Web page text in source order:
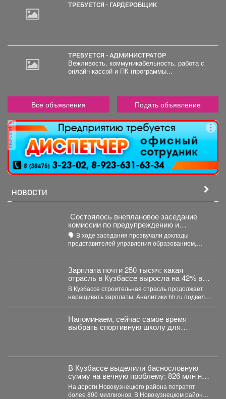
ТРЕБУЕТСЯ - ГАРДЕРОБЩИК
ТРЕБУЕТСЯ - АДМИНИСТРАТОР
Вежливость, коммуникабельность, работа с
онлайн кассой и ПК (программы...
Все объявления Подать объявление
реклама
НОВОСТИ
Состоялось внеплановое заседание
комиссии по предупреждению и
ликвидации чрезвычайных ситуаций и
пожарной безопасности
🗣️ В ходе заседания прозвучали доклады
представителей управления образованием,
Зарплата почти 250 тысяч: какая
отрасль в Кузбассе выросла на 42% в
доходе
В Кузбассе строительная отрасль продолжает
наращивать зарплаты. Аналитики hh.ru подвели
Напоминаем, сейчас самое время
выбрать спортивную школу для
В Кузбассе выделили баснословную
сумму на вечную проблему: 826 млн на
ремонт
На дороги Новокузнецкого района потратят
более 800 миллионов. В Новокузнецком районе в